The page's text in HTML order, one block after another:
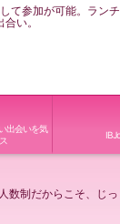
て参加が可能。ラン
い。
会いを気
制だからこそ、じっ